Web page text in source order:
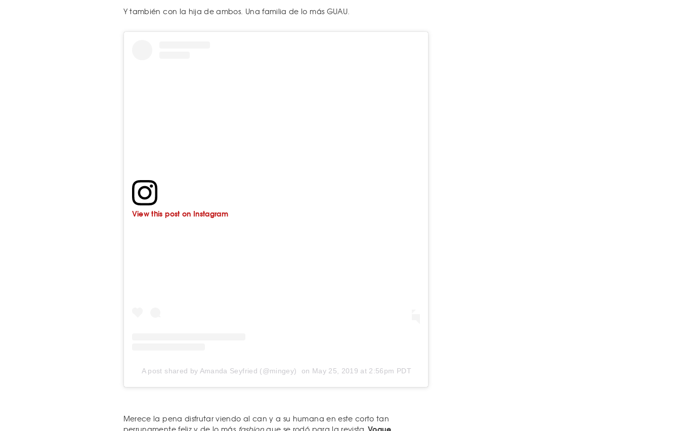
Y también con la hija de ambos. Una familia de lo más GUAU.
View this post on Instagram
A post shared by Amanda Seyfried (@mingey) on May 25, 2019 at 2:56pm PDT
Merece la pena disfrutar viendo al can y a su humana en este corto tan
perrunamente feliz y de lo más fashionque se rodó para la revista